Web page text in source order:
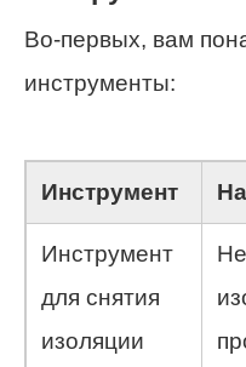
Во-первых, вам
инструменты:
Инструмент
Инструмент
для снятия
изоляции